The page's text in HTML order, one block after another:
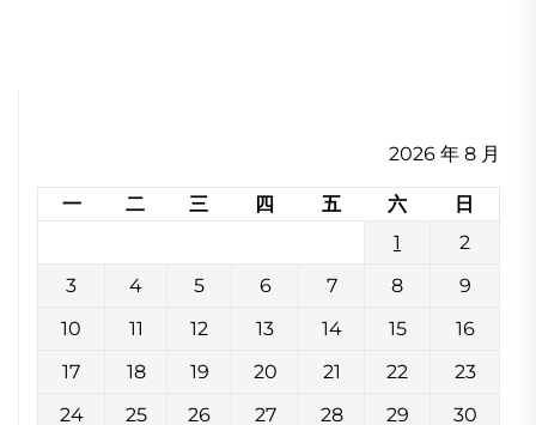
2026 年 8 月
一 二 三 四 五 六
日
1
2
3
4 5 6 7 8
9
10
11 12 13 14 15
16
17
18 19 20 21 22
23
24
25 26 27 28 29
30